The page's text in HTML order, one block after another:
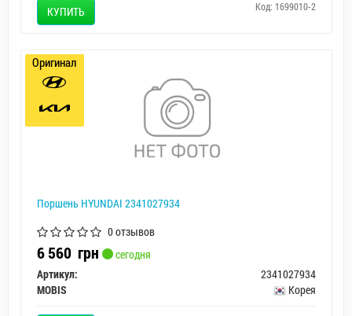
КУПИТЬ Код: 1699010-2
Поршень HYUNDAI 2341027934
0 отзывов
6 560 грн
сегодня
Артикул:
2341027934
MOBIS
Корея
Оригинал